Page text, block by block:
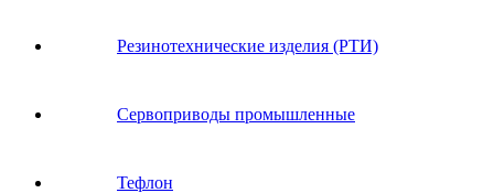
Резинотехнические изделия (РТИ)
Сервоприводы промышленные
Тефлон